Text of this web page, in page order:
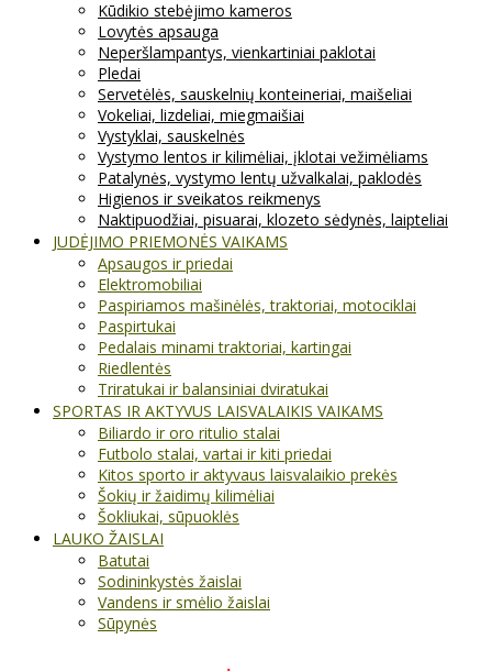
Kūdikio stebėjimo kameros
Lovytės apsauga
Neperšlampantys, vienkartiniai paklotai
Pledai
Servetėlės, sauskelnių konteineriai, maišeliai
Vokeliai, lizdeliai, miegmaišiai
Vystyklai, sauskelnės
Vystymo lentos ir kilimėliai, įklotai vežimėliams
Patalynės, vystymo lentų užvalkalai, paklodės
Higienos ir sveikatos reikmenys
Naktipuodžiai, pisuarai, klozeto sėdynės, laipteliai
JUDĖJIMO PRIEMONĖS VAIKAMS
Apsaugos ir priedai
Elektromobiliai
Paspiriamos mašinėlės, traktoriai, motociklai
Paspirtukai
Pedalais minami traktoriai, kartingai
Riedlentės
Triratukai ir balansiniai dviratukai
SPORTAS IR AKTYVUS LAISVALAIKIS VAIKAMS
Biliardo ir oro ritulio stalai
Futbolo stalai, vartai ir kiti priedai
Kitos sporto ir aktyvaus laisvalaikio prekės
Šokių ir žaidimų kilimėliai
Šokliukai, sūpuoklės
LAUKO ŽAISLAI
Batutai
Sodininkystės žaislai
Vandens ir smėlio žaislai
Sūpynės